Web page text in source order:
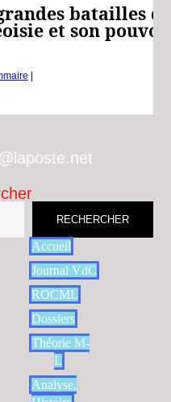
batailles
et son
RECHERCHER
Accueil
Journal VdC
ROCML
Dossiers
Théorie M-
L
Analyse,